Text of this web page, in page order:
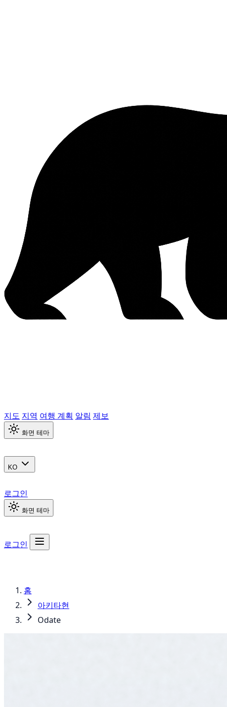
지도 지역 여행 계획 알림 제보
화면 테마
KO
로그인
화면 테마
로그인
홈
아키타현
Odate